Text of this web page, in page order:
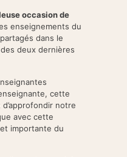
occasion de
enseignements du
dans le
deux dernières
cette
notre
avec cette
importante du